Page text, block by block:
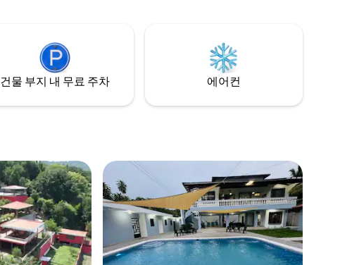
건물 부지 내 무료 주차 에어컨